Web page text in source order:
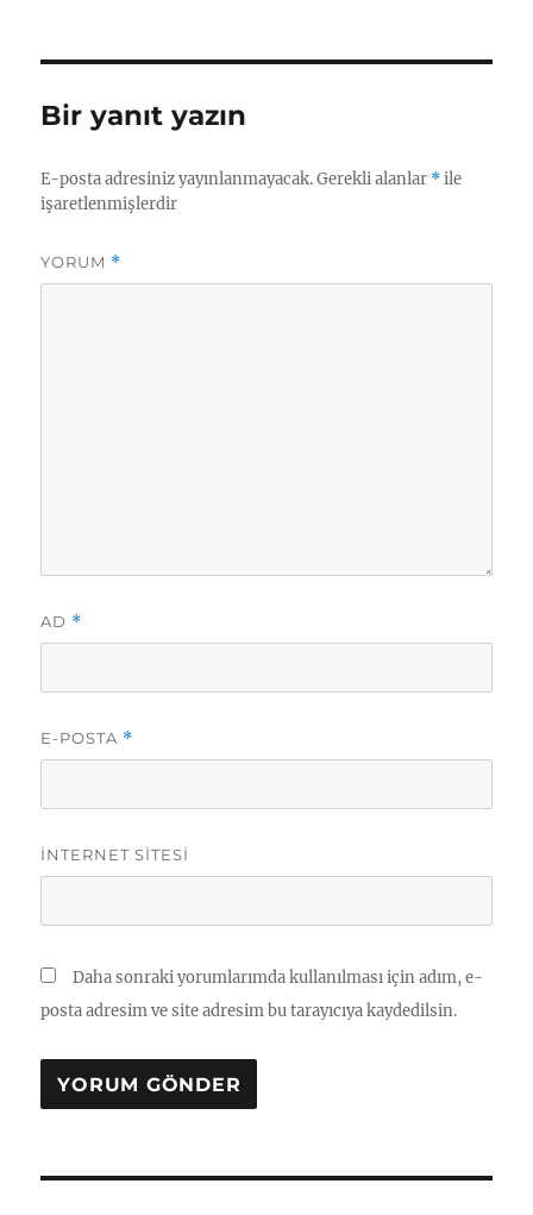
p I
a g k.
m
Bir yanıt yazın
E-posta adresiniz yayınlanmayacak. Gerekli alanlar *ile
işaretlenmişlerdir
YORUM *
AD *
E-POSTA *
İNTERNET SITESI
Daha sonraki yorumlarımda kullanılması için adım, e-
posta adresim ve site adresim bu tarayıcıya kaydedilsin.